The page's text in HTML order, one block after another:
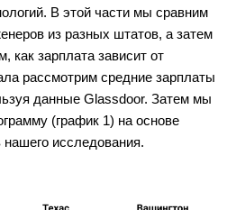
В этой части мы сравним
из разных штатов, а затем
как зарплата зависит от
рассмотрим средние зарплаты
данные Glassdoor. Затем мы
(график 1) на основе
нашего исследования.